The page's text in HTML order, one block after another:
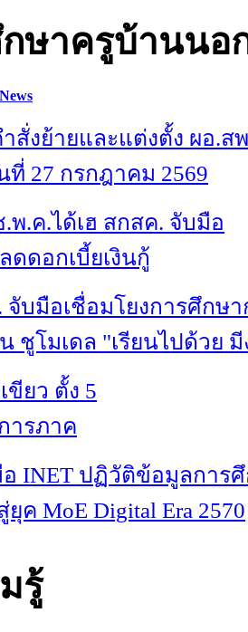
ษาครูบ้านนอ
สั่งย้ายและแต่งตั้ง ผอ.ส
ที่ 27 กรกฎาคม 2569
พ.ค.ได้เฮ สกสค. จับมือ
ดดอกเบี้ยเงินกู้
จับมือเชื่อมโยงการศึกษ
ชูโมเดล "เรียนไปด้วย
ขียว ตั้ง 5
ารภาค
INET ปฏิวัติข้อมูลการศึ
ค MoE Digital Era 2570
รู้